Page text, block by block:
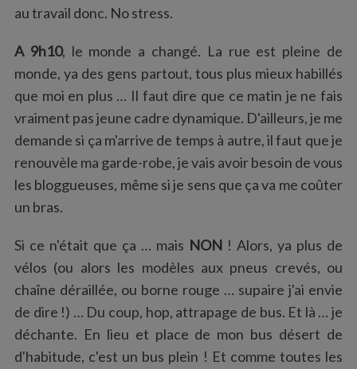
au travail donc. No stress.
A 9h10, le monde a changé. La rue est pleine de
monde, ya des gens partout, tous plus mieux habillés
que moi en plus … Il faut dire que ce matin je ne fais
vraiment pas jeune cadre dynamique. D'ailleurs, je me
demande si ça m'arrive de temps à autre, il faut que je
renouvèle ma garde-robe, je vais avoir besoin de vous
les bloggueuses, même si je sens que ça va me coûter
un bras.
Si ce n'était que ça … mais NON ! Alors, ya plus de
vélos (ou alors les modèles aux pneus crevés, ou
chaîne déraillée, ou borne rouge … supaire j'ai envie
de dire !) … Du coup, hop, attrapage de bus. Et là … je
déchante. En lieu et place de mon bus désert de
d'habitude, c'est un bus plein ! Et comme toutes les